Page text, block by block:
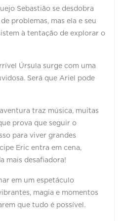
Sebastião se desdobra
problemas, mas ela e seu
à tentação de explorar o
Úrsula surge com uma
Será que Ariel pode
traz música, muitas
prova que seguir o
para viver grandes
Eric entra em cena,
mais desafiadora!
em um espetáculo
magia e momentos
que tudo é possível.